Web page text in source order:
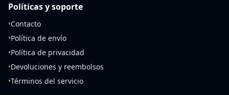
Políticas y soporte
•Contacto
•Política de envío
•Política de privacidad
•Devoluciones y reembolsos
•Términos del servicio